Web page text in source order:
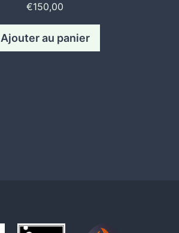
€150,00
Ajouter au panier